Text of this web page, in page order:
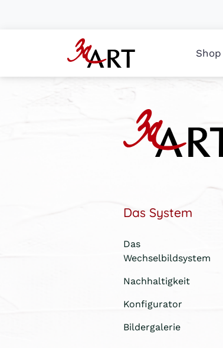
Shop
Das System
Das
Wechselbildsystem
Nachhaltigkeit
Konfigurator
Bildergalerie